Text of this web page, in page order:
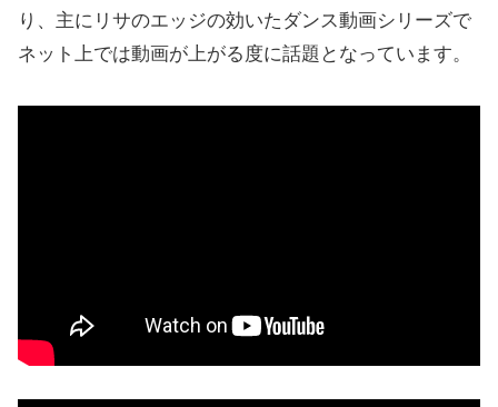
り、主にリサのエッジの効いたダンス動画シリーズで
ネット上では動画が上がる度に話題となっています。